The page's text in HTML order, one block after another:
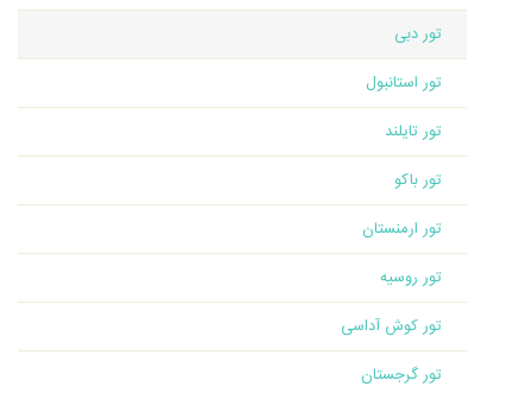
تور دبی
تور استانبول
تور تایلند
تور باکو
تور ارمنستان
تور روسیه
تور کوش آداسی
تور گرجستان